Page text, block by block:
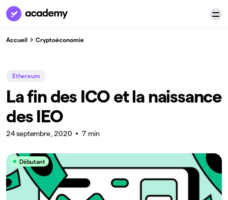
Accueil Cryptoéconomie
Ethereum
La fin des ICO et la naissance
des IEO
24 septembre, 2020 7 min
Débutant